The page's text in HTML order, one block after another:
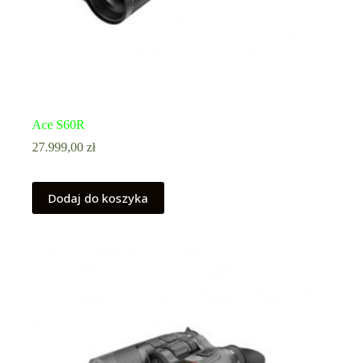
Ace S60R
27.999,00 zł
Dodaj do koszyka